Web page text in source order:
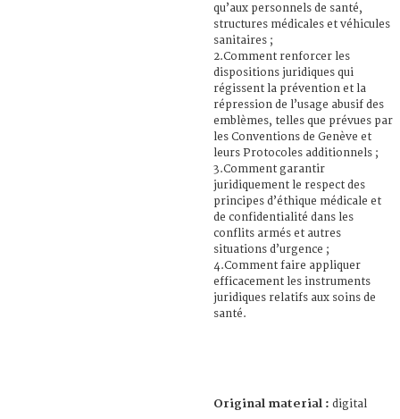
qu’aux personnels de santé,
structures médicales et véhicules
sanitaires ;
2.Comment renforcer les
dispositions juridiques qui
régissent la prévention et la
répression de l’usage abusif des
emblèmes, telles que prévues par
les Conventions de Genève et
leurs Protocoles additionnels ;
3.Comment garantir
juridiquement le respect des
principes d’éthique médicale et
de confidentialité dans les
conflits armés et autres
situations d’urgence ;
4.Comment faire appliquer
efficacement les instruments
juridiques relatifs aux soins de
santé.
Original material : digital